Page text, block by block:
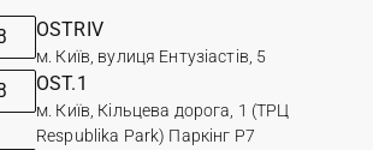
OSTRIV
м. Київ, вулиця Ентузіастів, 5
OST.1
м. Київ, Кільцева дорога, 1 (ТРЦ
Respublika Park) Паркінг Р7